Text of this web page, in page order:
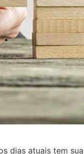
dias atuais tem